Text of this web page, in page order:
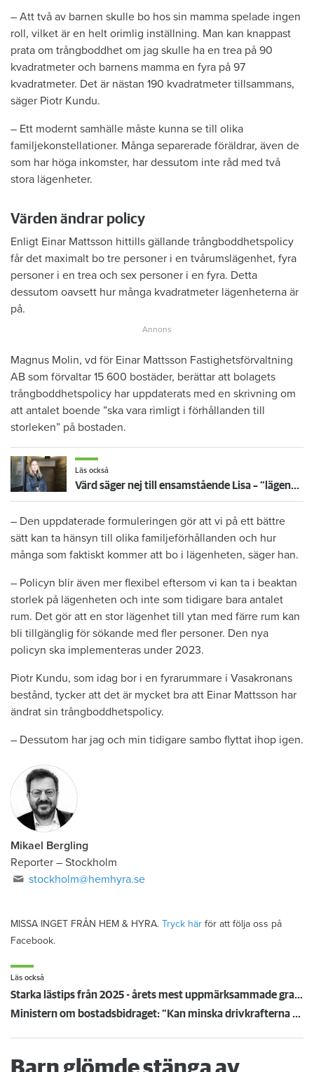
– Att två av barnen skulle bo hos sin mamma spelade ingen
roll, vilket är en helt orimlig inställning. Man kan knappast
prata om trångboddhet om jag skulle ha en trea på 90
kvadratmeter och barnens mamma en fyra på 97
kvadratmeter. Det är nästan 190 kvadratmeter tillsammans,
säger Piotr Kundu.
– Ett modernt samhälle måste kunna se till olika
familjekonstellationer. Många separerade föräldrar, även de
som har höga inkomster, har dessutom inte råd med två
stora lägenheter.
Värden ändrar policy
Enligt Einar Mattsson hittills gällande trångboddhetspolicy
får det maximalt bo tre personer i en tvårumslägenhet, fyra
personer i en trea och sex personer i en fyra. Detta
dessutom oavsett hur många kvadratmeter lägenheterna är
på.
Magnus Molin, vd för Einar Mattsson Fastighetsförvaltning
AB som förvaltar 15 600 bostäder, berättar att bolagets
trångboddhetspolicy har uppdaterats med en skrivning om
att antalet boende ”ska vara rimligt i förhållanden till
storleken” på bostaden.
Läs också
Värd säger nej till ensamstående Lisa – ”lägenheten avsedd för två vuxna och två barn”
– Den uppdaterade formuleringen gör att vi på ett bättre
sätt kan ta hänsyn till olika familjeförhållanden och hur
många som faktiskt kommer att bo i lägenheten, säger han.
– Policyn blir även mer flexibel eftersom vi kan ta i beaktan
storlek på lägenheten och inte som tidigare bara antalet
rum. Det gör att en stor lägenhet till ytan med färre rum kan
bli tillgänglig för sökande med fler personer. Den nya
policyn ska implementeras under 2023.
Piotr Kundu, som idag bor i en fyrarummare i Vasakronans
bestånd, tycker att det är mycket bra att Einar Mattsson har
ändrat sin trångboddhetspolicy.
– Dessutom har jag och min tidigare sambo flyttat ihop igen.
Mikael Bergling
Reporter – Stockholm
stockholm@hemhyra.se
MISSA INGET FRÅN HEM & HYRA. Tryck här för att följa oss på
Facebook.
Läs också
Starka lästips från 2025 - årets mest uppmärksammade granskningar
Ministern om bostadsbidraget: ”Kan minska ­drivkrafterna till arbete”